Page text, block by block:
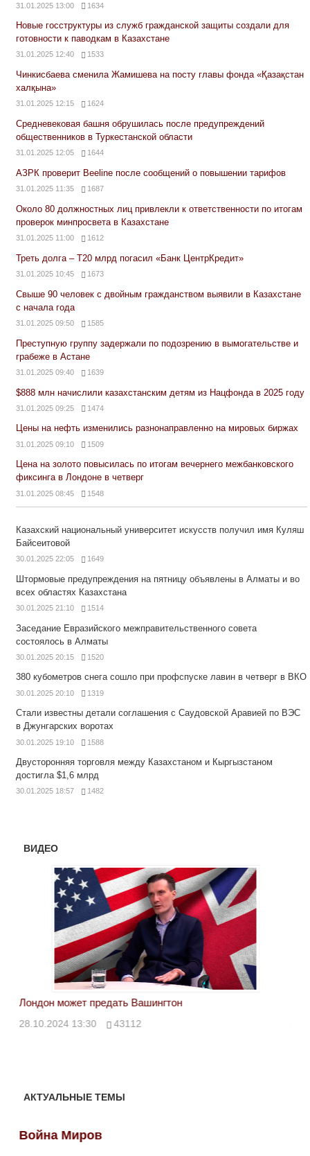
31.01.2025 13:00 1634
Новые госструктуры из служб гражданской защиты создали для
готовности к паводкам в Казахстане
31.01.2025 12:40 1533
Чинкисбаева сменила Жамишева на посту главы фонда «Қазақстан
халқына»
31.01.2025 12:15 1624
Средневековая башня обрушилась после предупреждений
общественников в Туркестанской области
31.01.2025 12:05 1644
АЗРК проверит Beeline после сообщений о повышении тарифов
31.01.2025 11:35 1687
Около 80 должностных лиц привлекли к ответственности по итогам
проверок минпросвета в Казахстане
31.01.2025 11:00 1612
Треть долга – Т20 млрд погасил «Банк ЦентрКредит»
31.01.2025 10:45 1673
Свыше 90 человек с двойным гражданством выявили в Казахстане
с начала года
31.01.2025 09:50 1585
Преступную группу задержали по подозрению в вымогательстве и
грабеже в Астане
31.01.2025 09:40 1639
$888 млн начислили казахстанским детям из Нацфонда в 2025 году
31.01.2025 09:25 1474
Цены на нефть изменились разнонаправленно на мировых биржах
31.01.2025 09:10 1509
Цена на золото повысилась по итогам вечернего межбанковского
фиксинга в Лондоне в четверг
31.01.2025 08:45 1548
Казахский национальный университет искусств получил имя Куляш
Байсеитовой
30.01.2025 22:05 1649
Штормовые предупреждения на пятницу объявлены в Алматы и во
всех областях Казахстана
30.01.2025 21:10 1514
Заседание Евразийского межправительственного совета
состоялось в Алматы
30.01.2025 20:15 1520
380 кубометров снега сошло при профспуске лавин в четверг в ВКО
30.01.2025 20:10 1319
Стали известны детали соглашения с Саудовской Аравией по ВЭС
в Джунгарских воротах
30.01.2025 19:10 1588
Двусторонняя торговля между Казахстаном и Кыргызстаном
достигла $1,6 млрд
30.01.2025 18:57 1482
ВИДЕО
Лондон может предать Вашингтон
28.10.2024 13:30 43112
АКТУАЛЬНЫЕ ТЕМЫ
Война Миров